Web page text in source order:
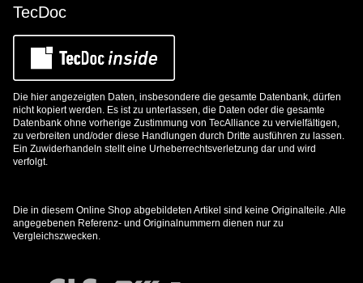
TecDoc
Die hier angezeigten Daten, insbesondere die gesamte Datenbank, dürfen
nicht kopiert werden. Es ist zu unterlassen, die Daten oder die gesamte
Datenbank ohne vorherige Zustimmung von TecAlliance zu vervielfältigen,
zu verbreiten und/oder diese Handlungen durch Dritte ausführen zu lassen.
Ein Zuwiderhandeln stellt eine Urheberrechtsverletzung dar und wird
verfolgt.
Die in diesem Online Shop abgebildeten Artikel sind keine Originalteile. Alle
angegebenen Referenz- und Originalnummern dienen nur zu
Vergleichszwecken.